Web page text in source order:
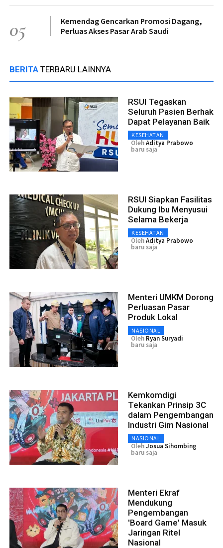
05
Kemendag Gencarkan Promosi Dagang,
Perluas Akses Pasar Arab Saudi
BERITA TERBARU LAINNYA
RSUI Tegaskan
Seluruh Pasien Berhak
Dapat Pelayanan Baik
KESEHATAN
OlehAditya Prabowo
baru saja
RSUI Siapkan Fasilitas
Dukung Ibu Menyusui
Selama Bekerja
KESEHATAN
OlehAditya Prabowo
baru saja
Menteri UMKM Dorong
Perluasan Pasar
Produk Lokal
NASIONAL
Oleh Ryan Suryadi
baru saja
Kemkomdigi
Tekankan Prinsip 3C
dalam Pengembangan
Industri Gim Nasional
NASIONAL
OlehJosua Sihombing
baru saja
Menteri Ekraf
Mendukung
Pengembangan
'Board Game' Masuk
Jaringan Ritel
Nasional